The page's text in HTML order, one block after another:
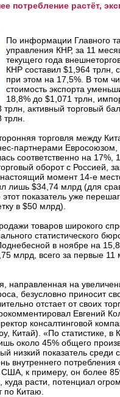
потребление растёт,
По информации Главного
управления КНР, за 11
текущего года
КНР составил $1,964 трлн,
при этом на 17,5%. В том
стоимость экспорта
18,8% до $1,071 трлн,
активный торговый
торговля между
партнерами
соответственно на 17%,
оборот с Россией,
настоящий момент 14-е
лишь $34,74 млрд (для
этот показатель уже
в $50 млрд).
товаров широкого
статистического
в ноябре на
млрд, всего за первые 11
направленная на
безусловно приносит
отстает от своих
Евгений
консалтинговой
Китай). «По статистике, в
около 45% общего
низкий показатель среди
внутреннего потребления
к примеру, он более
расти, потенциал
по Китаю.